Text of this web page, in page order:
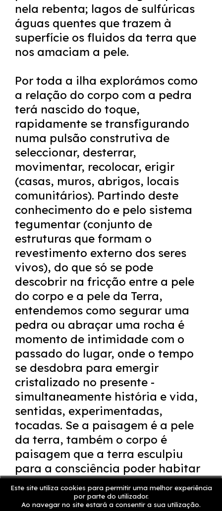
Este site utiliza cookies para permitir uma melhor experiência
por parte do utilizador.
Ao navegar no site estará a consentir a sua utilização.
nela rebenta; lagos de sulfúricas
águas quentes que trazem à
superfície os fluidos da terra que
nos amaciam a pele.
Por toda a ilha explorámos como
a relação do corpo com a pedra
terá nascido do toque,
rapidamente se transfigurando
numa pulsão construtiva de
seleccionar, desterrar,
movimentar, recolocar, erigir
(casas, muros, abrigos, locais
comunitários). Partindo deste
conhecimento do e pelo sistema
tegumentar (conjunto de
estruturas que formam o
revestimento externo dos seres
vivos), do que só se pode
descobrir na fricção entre a pele
do corpo e a pele da Terra,
entendemos como segurar uma
pedra ou abraçar uma rocha é
momento de intimidade com o
passado do lugar, onde o tempo
se desdobra para emergir
cristalizado no presente -
simultaneamente história e vida,
sentidas, experimentadas,
tocadas. Se a paisagem é a pele
da terra, também o corpo é
paisagem que a terra esculpiu
para a consciência poder habitar
o mundo, e em cada pedra como
em cada mão há constelações de